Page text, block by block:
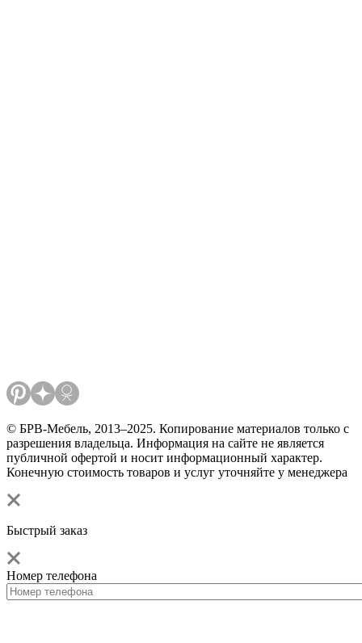
© БРВ-Мебель, 2013–2025. Копирование материалов только с
разрешения владельца. Информация на сайте не является
публичной офертой и носит информационный характер.
Конечную стоимость товаров и услуг уточняйте у менеджера
Быстрый заказ
Номер телефона